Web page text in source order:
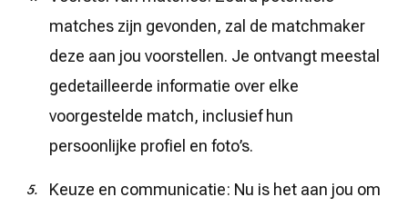
matches zijn gevonden, zal de matchmaker
deze aan jou voorstellen. Je ontvangt meestal
gedetailleerde informatie over elke
voorgestelde match, inclusief hun
persoonlijke profiel en foto’s.
Keuze en communicatie: Nu is het aan jou om